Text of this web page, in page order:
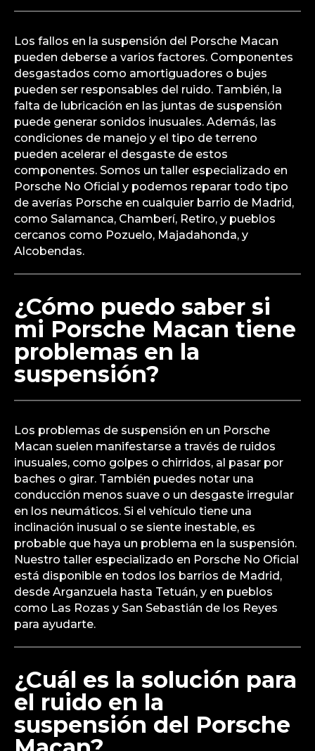
Los fallos en la suspensión del Porsche Macan
pueden deberse a varios factores. Componentes
desgastados como amortiguadores o bujes
pueden ser responsables del ruido. También, la
falta de lubricación en las juntas de suspensión
puede generar sonidos inusuales. Además, las
condiciones de manejo y el tipo de terreno
pueden acelerar el desgaste de estos
componentes. Somos un taller especializado en
Porsche No Oficial y podemos reparar todo tipo
de averías Porsche en cualquier barrio de Madrid,
como Salamanca, Chamberí, Retiro, y pueblos
cercanos como Pozuelo, Majadahonda, y
Alcobendas.
¿Cómo puedo saber si
mi Porsche Macan tiene
problemas en la
suspensión?
Los problemas de suspensión en un Porsche
Macan suelen manifestarse a través de ruidos
inusuales, como golpes o chirridos, al pasar por
baches o girar. También puedes notar una
conducción menos suave o un desgaste irregular
en los neumáticos. Si el vehículo tiene una
inclinación inusual o se siente inestable, es
probable que haya un problema en la suspensión.
Nuestro taller especializado en Porsche No Oficial
está disponible en todos los barrios de Madrid,
desde Arganzuela hasta Tetuán, y en pueblos
como Las Rozas y San Sebastián de los Reyes
para ayudarte.
¿Cuál es la solución para
el ruido en la
suspensión del Porsche